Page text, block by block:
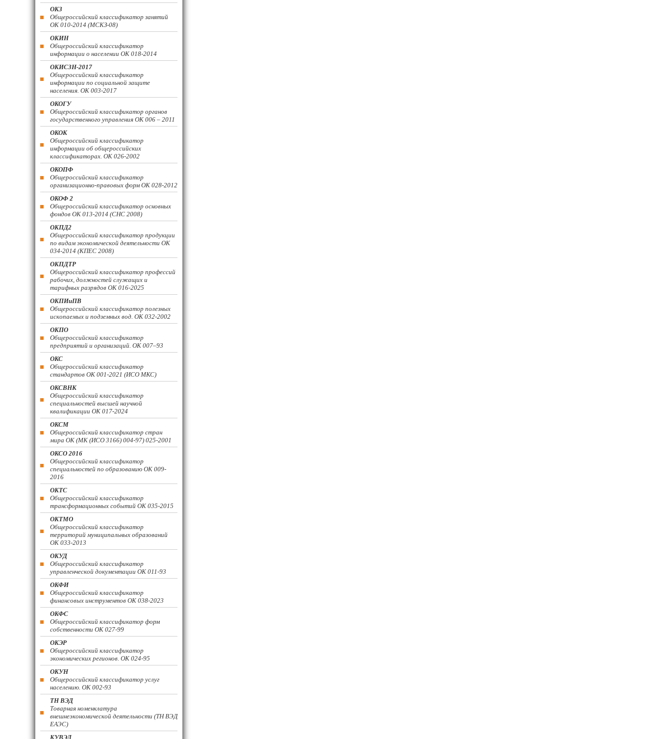
ОКЗ
Общероссийский классификатор занятий
ОК 010-2014 (МСКЗ-08)
ОКИН
Общероссийский классификатор
информации о населении ОК 018-2014
ОКИСЗН-2017
Общероссийский классификатор
информации по социальной защите
населения. ОК 003-2017
ОКОГУ
Общероссийский классификатор органов
государственного управления ОК 006 – 2011
ОКОК
Общероссийский классификатор
информации об общероссийских
классификаторах. ОК 026-2002
ОКОПФ
Общероссийский классификатор
организационно-правовых форм ОК 028-2012
ОКОФ 2
Общероссийский классификатор основных
фондов ОК 013-2014 (СНС 2008)
ОКПД2
Общероссийский классификатор продукции
по видам экономической деятельности ОК
034-2014 (КПЕС 2008)
ОКПДТР
Общероссийский классификатор профессий
рабочих, должностей служащих и
тарифных разрядов ОК 016-2025
ОКПИиПВ
Общероссийский классификатор полезных
ископаемых и подземных вод. ОК 032-2002
ОКПО
Общероссийский классификатор
предприятий и организаций. ОК 007–93
ОКС
Общероссийский классификатор
стандартов ОК 001-2021 (ИСО МКС)
ОКСВНК
Общероссийский классификатор
специальностей высшей научной
квалификации ОК 017-2024
ОКСМ
Общероссийский классификатор стран
мира ОК (МК (ИСО 3166) 004-97) 025-2001
ОКСО 2016
Общероссийский классификатор
специальностей по образованию ОК 009-
2016
ОКТС
Общероссийский классификатор
трансформационных событий ОК 035-2015
ОКТМО
Общероссийский классификатор
территорий муниципальных образований
ОК 033-2013
ОКУД
Общероссийский классификатор
управленческой документации ОК 011-93
ОКФИ
Общероссийский классификатор
финансовых инструментов OK 038-2023
ОКФС
Общероссийский классификатор форм
собственности ОК 027-99
ОКЭР
Общероссийский классификатор
экономических регионов. ОК 024-95
ОКУН
Общероссийский классификатор услуг
населению. ОК 002-93
ТН ВЭД
Товарная номенклатура
внешнеэкономической деятельности (ТН ВЭД
ЕАЭС)
КУВЭД